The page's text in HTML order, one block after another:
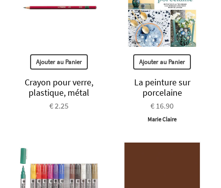
Ajouter au Panier
Crayon pour verre,
plastique, métal
€ 2.25
Ajouter au Panier
La peinture sur
porcelaine
€ 16.90
Marie Claire